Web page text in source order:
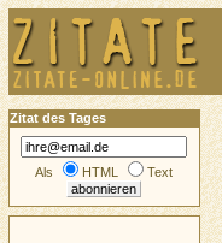
Zitat des Tages
Als HTML Text